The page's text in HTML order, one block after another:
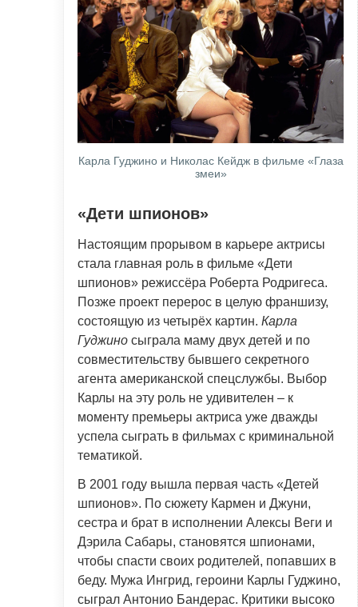
Карла Гуджино и Николас Кейдж в фильме «Глаза
змеи»
«Дети шпионов»
Настоящим прорывом в карьере актрисы
стала главная роль в фильме «Дети
шпионов» режиссёра Роберта Родригеса.
Позже проект перерос в целую франшизу,
состоящую из четырёх картин. Карла
Гуджино сыграла маму двух детей и по
совместительству бывшего секретного
агента американской спецслужбы. Выбор
Карлы на эту роль не удивителен – к
моменту премьеры актриса уже дважды
успела сыграть в фильмах с криминальной
тематикой.
В 2001 году вышла первая часть «Детей
шпионов». По сюжету Кармен и Джуни,
сестра и брат в исполнении Алексы Веги и
Дэрила Сабары, становятся шпионами,
чтобы спасти своих родителей, попавших в
беду. Мужа Ингрид, героини Карлы Гуджино,
сыграл Антонио Бандерас. Критики высоко